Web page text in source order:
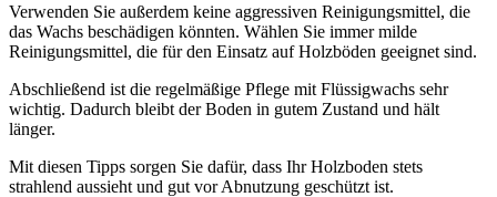
Verwenden Sie außerdem keine aggressiven Reinigungsmittel, die
das Wachs beschädigen könnten. Wählen Sie immer milde
Reinigungsmittel, die für den Einsatz auf Holzböden geeignet sind.
Abschließend ist die regelmäßige Pflege mit Flüssigwachs sehr
wichtig. Dadurch bleibt der Boden in gutem Zustand und hält
länger.
Mit diesen Tipps sorgen Sie dafür, dass Ihr Holzboden stets
strahlend aussieht und gut vor Abnutzung geschützt ist.